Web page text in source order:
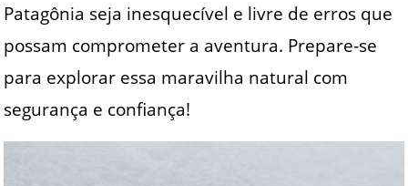
Patagônia seja inesquecível e livre de erros que
possam comprometer a aventura. Prepare-se
para explorar essa maravilha natural com
segurança e confiança!